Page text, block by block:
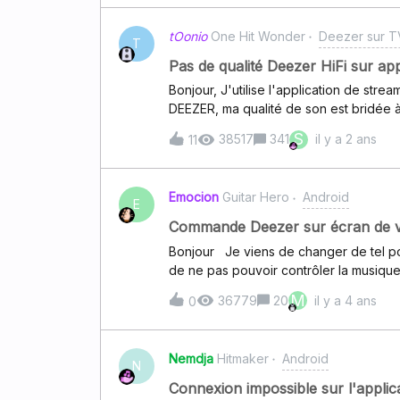
nouveau le message d'erreur. Avez
journée
T tOonio One Hit Wonder Deezer sur
Pas de qualité Deezer HiFi sur
Bonjour, J'utilise l'application de streaming HEOS via un ampli MARANTZ et concernant
DEEZER, ma qualité de son est
le souci). Lorsque j'utilise l'application
bien en FLAC. Via l'application
leur application MUSICAST cette fois, je suis bien en HIFI. Y
11 38517 341 S il y a 2 ans
E Emocion Guitar Hero Android
Commande Deezer sur écran de
Bonjour Je viens de changer de tel
de ne pas pouvoir contrôler la
lecture en cours ou la pochette). Sur
farfouiller dans les notifications de
autorisations de l'application et la
Des idées svp? Merci de votre aide.
0 36779 20M il y a 4 ans
N Nemdja Hitmaker Android
Connexion impossible sur